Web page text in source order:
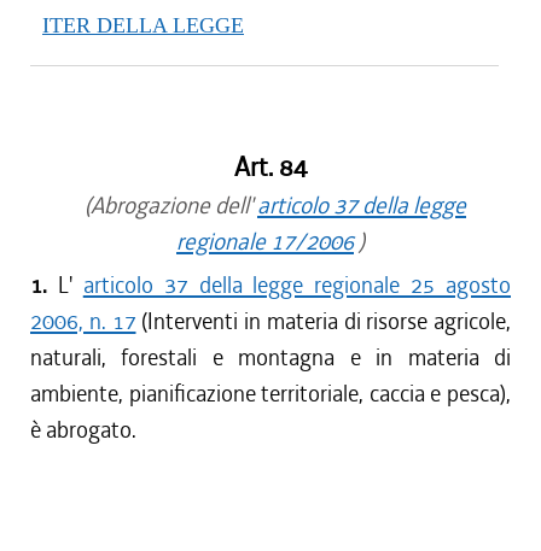
ITER DELLA LEGGE
Art. 84
(Abrogazione dell'articolo 37 della legge
regionale 17/2006)
1. L' articolo 37 della legge regionale 25 agosto
2006, n. 17 (Interventi in materia di risorse agricole,
naturali, forestali e montagna e in materia di
ambiente, pianificazione territoriale, caccia e pesca),
è abrogato.